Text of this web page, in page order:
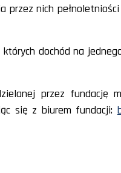
przez nich
dochód na
przez fundację
się z biurem fundacji: